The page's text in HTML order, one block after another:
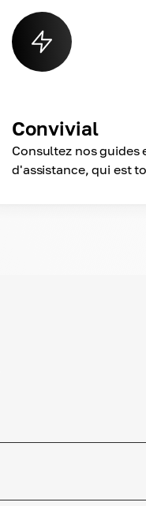
Convivial
Consultez nos
d'assistance, qui est